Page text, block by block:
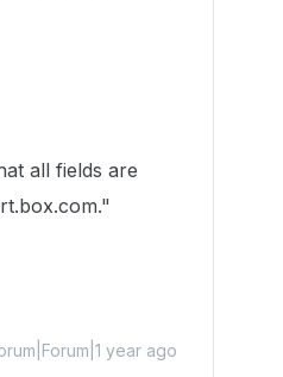
all fields are
year ago